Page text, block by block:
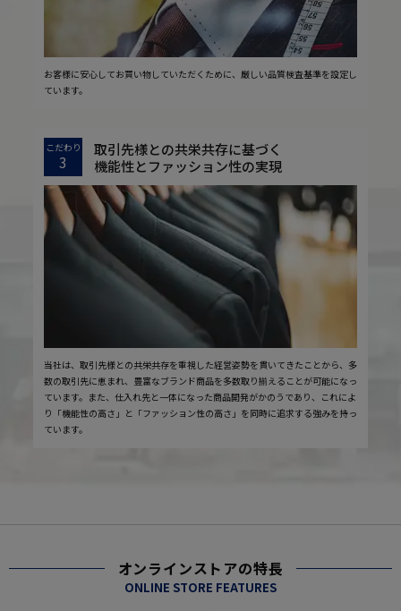
お客様に安心してお買い物していただくために、厳しい品質検査基準を設定し
ています。
こだわり
3
取引先様との共栄共存に基づく
機能性とファッション性の実現
当社は、取引先様との共栄共存を重視した経営姿勢を貫いてきたことから、多
数の取引先に恵まれ、豊富なブランド商品を多数取り揃えることが可能になっ
ています。また、仕入れ先と一体になった商品開発がかのうであり、これによ
り「機能性の高さ」と「ファッション性の高さ」を同時に追求する強みを持っ
ています。
オンラインストアの特長
ONLINE STORE FEATURES